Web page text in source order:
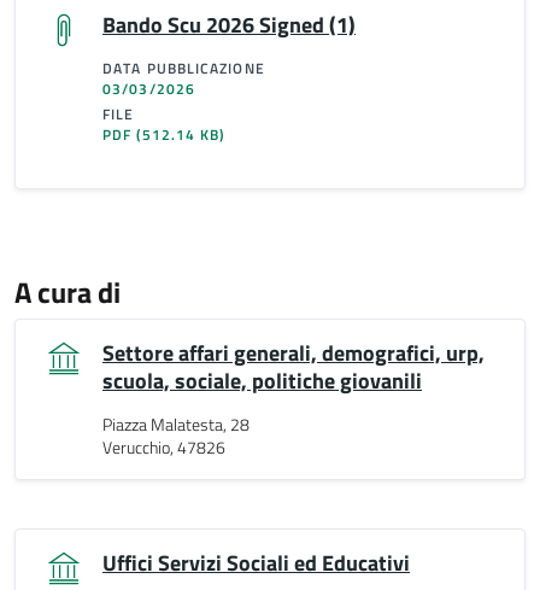
Bando Scu 2026 Signed (1)
DATA PUBBLICAZIONE
03/03/2026
FILE
PDF(512.14 KB)
A cura di
Settore affari generali, demografici, urp,
scuola, sociale, politiche giovanili
Piazza Malatesta, 28
Verucchio, 47826
Uffici Servizi Sociali ed Educativi